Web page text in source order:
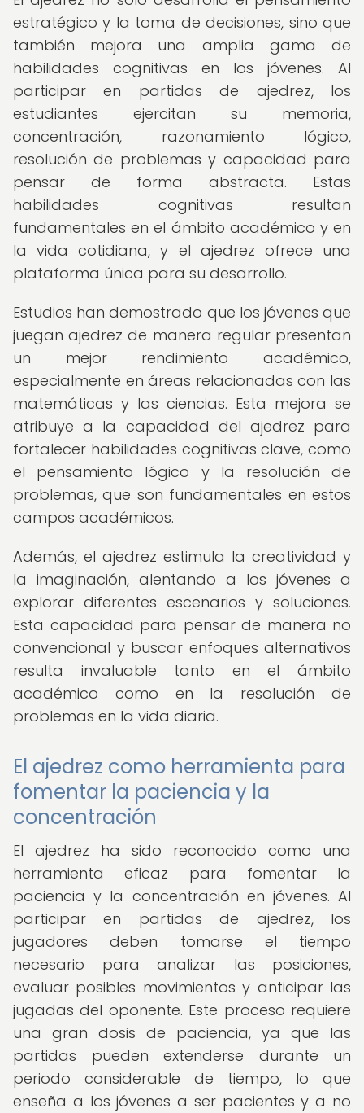
estratégico y la toma de decisiones, sino que
también mejora una amplia gama de
habilidades cognitivas en los jóvenes. Al
participar en partidas de ajedrez, los
estudiantes ejercitan su memoria,
concentración, razonamiento lógico,
resolución de problemas y capacidad para
pensar de forma abstracta. Estas
habilidades cognitivas resultan
fundamentales en el ámbito académico y en
la vida cotidiana, y el ajedrez ofrece una
plataforma única para su desarrollo.
Estudios han demostrado que los jóvenes que
juegan ajedrez de manera regular presentan
un mejor rendimiento académico,
especialmente en áreas relacionadas con las
matemáticas y las ciencias. Esta mejora se
atribuye a la capacidad del ajedrez para
fortalecer habilidades cognitivas clave, como
el pensamiento lógico y la resolución de
problemas, que son fundamentales en estos
campos académicos.
Además, el ajedrez estimula la creatividad y
la imaginación, alentando a los jóvenes a
explorar diferentes escenarios y soluciones.
Esta capacidad para pensar de manera no
convencional y buscar enfoques alternativos
resulta invaluable tanto en el ámbito
académico como en la resolución de
problemas en la vida diaria.
El ajedrez como herramienta para
fomentar la paciencia y la
concentración
El ajedrez ha sido reconocido como una
herramienta eficaz para fomentar la
paciencia y la concentración en jóvenes. Al
participar en partidas de ajedrez, los
jugadores deben tomarse el tiempo
necesario para analizar las posiciones,
evaluar posibles movimientos y anticipar las
jugadas del oponente. Este proceso requiere
una gran dosis de paciencia, ya que las
partidas pueden extenderse durante un
periodo considerable de tiempo, lo que
enseña a los jóvenes a ser pacientes y a no